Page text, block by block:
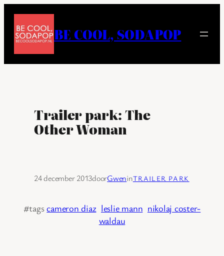
naar
inhoud
BE COOL, SODAPOP
Trailer park: The
Other Woman
24 december 2013doorGweninTRAILER PARK
#tagscameron diaz leslie mann nikolaj coster-
waldau